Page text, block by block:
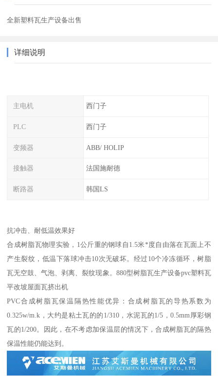
全新塑料瓦生产设备出售
详细说明
主电机 西门子
PLC 西门子
变频器 ABB/ HOLIP
接触器 法国施耐德
断路器 韩国LS
抗冲击、耐低温效果好
合成树脂瓦物理实验，1公斤重的钢球自1.5米*度自由落在瓦面上不
产生裂纹，低温下落球冲击10次无破坏。经过10个冷冻循环，树脂
瓦无空鼓、气泡、剥离、裂纹现象。880型树脂瓦生产设备pvc塑料瓦
平改坡屋面瓦挤出机
PVC合成树脂瓦保温隔热性能优异：合成树脂瓦的导热系数为
0.325w/m.k，大约是粘土瓦的的1/310，水泥瓦的1/5，0.5mm厚彩钢
瓦的1/200。因此，在不考虑加保温层的情况下，合成树脂瓦的隔热
保温性能仍能达到。